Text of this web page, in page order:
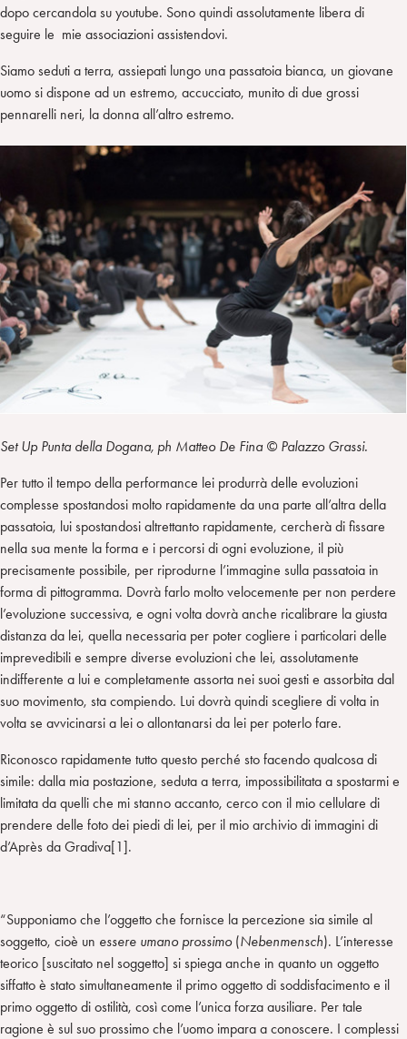
dopo cercandola su youtube. Sono quindi assolutamente libera di
seguire le mie associazioni assistendovi.
Siamo seduti a terra, assiepati lungo una passatoia bianca, un giovane
uomo si dispone ad un estremo, accucciato, munito di due grossi
pennarelli neri, la donna all’altro estremo.
Set Up Punta della Dogana, ph Matteo De Fina © Palazzo Grassi.
Per tutto il tempo della performance lei produrrà delle evoluzioni
complesse spostandosi molto rapidamente da una parte all’altra della
passatoia, lui spostandosi altrettanto rapidamente, cercherà di fissare
nella sua mente la forma e i percorsi di ogni evoluzione, il più
precisamente possibile, per riprodurne l’immagine sulla passatoia in
forma di pittogramma. Dovrà farlo molto velocemente per non perdere
l’evoluzione successiva, e ogni volta dovrà anche ricalibrare la giusta
distanza da lei, quella necessaria per poter cogliere i particolari delle
imprevedibili e sempre diverse evoluzioni che lei, assolutamente
indifferente a lui e completamente assorta nei suoi gesti e assorbita dal
suo movimento, sta compiendo. Lui dovrà quindi scegliere di volta in
volta se avvicinarsi a lei o allontanarsi da lei per poterlo fare.
Riconosco rapidamente tutto questo perché sto facendo qualcosa di
simile: dalla mia postazione, seduta a terra, impossibilitata a spostarmi e
limitata da quelli che mi stanno accanto, cerco con il mio cellulare di
prendere delle foto dei piedi di lei, per il mio archivio di immagini di
d’Après da Gradiva[1].
“Supponiamo che l’oggetto che fornisce la percezione sia simile al
soggetto, cioè un essere umano prossimo(Nebenmensch). L’interesse
teorico [suscitato nel soggetto] si spiega anche in quanto un oggetto
siffatto è stato simultaneamente il primo oggetto di soddisfacimento e il
primo oggetto di ostilità, così come l’unica forza ausiliare. Per tale
ragione è sul suo prossimo che l’uomo impara a conoscere. I complessi